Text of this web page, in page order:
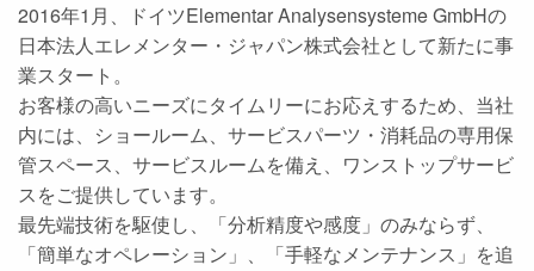
2016年1月、ドイツElementar Analysensysteme GmbHの
日本法人エレメンター・ジャパン株式会社として新たに事
業スタート。
お客様の高いニーズにタイムリーにお応えするため、当社
内には、ショールーム、サービスパーツ・消耗品の専用保
管スペース、サービスルームを備え、ワンストップサービ
スをご提供しています。
最先端技術を駆使し、「分析精度や感度」のみならず、
「簡単なオペレーション」、「手軽なメンテナンス」を追